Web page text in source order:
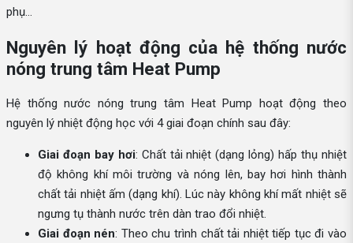
phụ…
Nguyên lý hoạt động của hệ thống nước
nóng trung tâm Heat Pump
Hệ thống nước nóng trung tâm Heat Pump hoạt động theo
nguyên lý nhiệt động học với 4 giai đoạn chính sau đây:
Giai đoạn bay hơi: Chất tải nhiệt (dạng lỏng) hấp thụ nhiệt
độ không khí môi trường và nóng lên, bay hơi hình thành
chất tải nhiệt ấm (dạng khí). Lúc này không khí mất nhiệt sẽ
ngưng tụ thành nước trên dàn trao đổi nhiệt.
Giai đoạn nén: Theo chu trình chất tải nhiệt tiếp tục đi vào